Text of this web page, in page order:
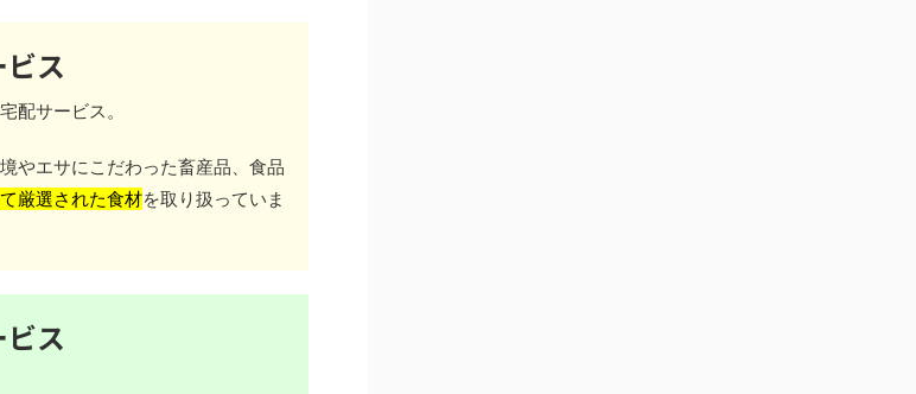
ス
配サービス。
やエサにこだわった畜産品、食品
厳選された食材を取り扱っていま
ス